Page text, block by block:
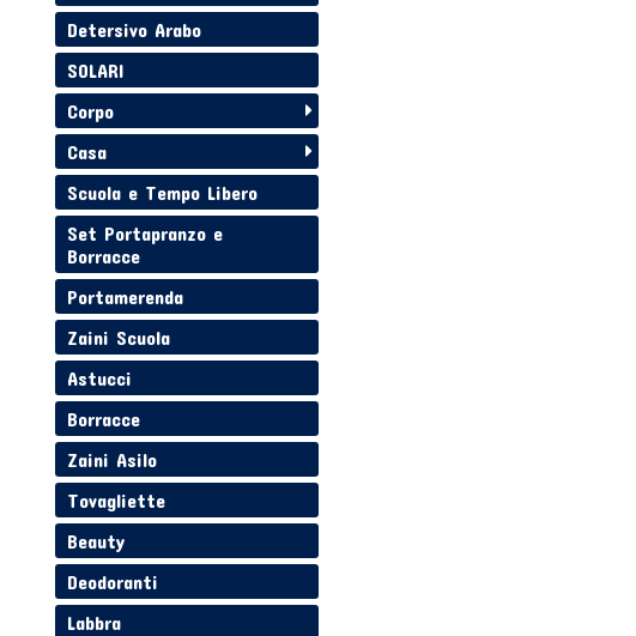
Detersivo Arabo
SOLARI
Corpo
Casa
Scuola e Tempo Libero
Set Portapranzo e
Borracce
Portamerenda
Zaini Scuola
Astucci
Borracce
Zaini Asilo
Tovagliette
Beauty
Deodoranti
Labbra